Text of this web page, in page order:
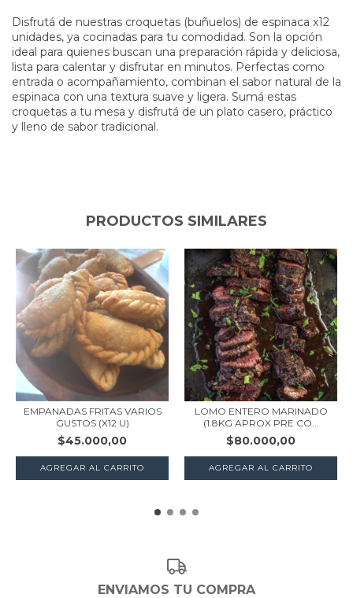
Disfrutá de nuestras croquetas (buñuelos) de espinaca x12
unidades, ya cocinadas para tu comodidad. Son la opción
ideal para quienes buscan una preparación rápida y deliciosa,
lista para calentar y disfrutar en minutos. Perfectas como
entrada o acompañamiento, combinan el sabor natural de la
espinaca con una textura suave y ligera. Sumá estas
croquetas a tu mesa y disfrutá de un plato casero, práctico
y lleno de sabor tradicional.
PRODUCTOS SIMILARES
EMPANADAS FRITAS VARIOS
GUSTOS (X12 U)
$45.000,00
AGREGAR AL CARRITO
LOMO ENTERO MARINADO
(1.8KG APROX PRE CO...
$80.000,00
ENVIAMOS TU COMPRA